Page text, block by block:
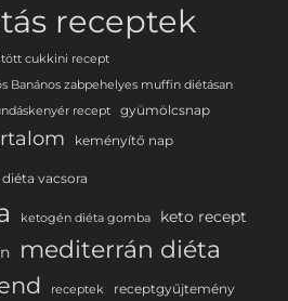
receptek
cukkini recept
Banános zabpehelyes muffin diétásan
recept gyümölcsnap
keményítő nap
vacsora
ketogén diéta gomba keto recept
mediterrán diéta
receptek receptgyűjtemény